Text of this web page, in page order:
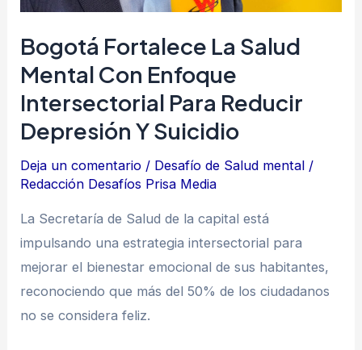
Bogotá Fortalece La Salud
Mental Con Enfoque
Intersectorial Para Reducir
Depresión Y Suicidio
Deja un comentario / Desafío de Salud mental /
Redacción Desafíos Prisa Media
La Secretaría de Salud de la capital está
impulsando una estrategia intersectorial para
mejorar el bienestar emocional de sus habitantes,
reconociendo que más del 50% de los ciudadanos
no se considera feliz.
intersectorial
para
reducir
depresión
y
suicidio